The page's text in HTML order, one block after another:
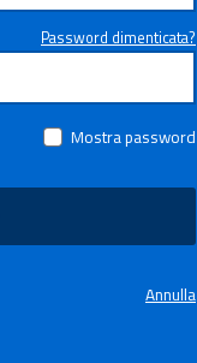
Password dimenticata?
Mostra password
Annulla